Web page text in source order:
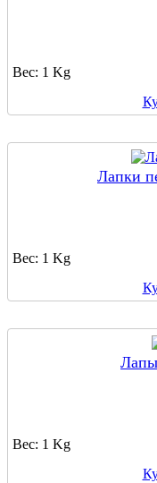
Вес: 1 Kg
Лапки
Вес: 1 Kg
Вес: 1 Kg